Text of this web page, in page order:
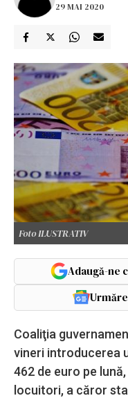
29 MAI 2020
Foto ILUSTRATIV
Adaugă-ne
Coaliţia
vineri introducerea
462 de euro pe
locuitori, a căror